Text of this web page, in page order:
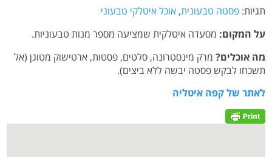
תגיות: פסטה טבעונית, אוכל איטלקי טבעוני
על המקום: מסעדה איטלקית שמציעה מספר מנות טבעוניות.
מה אוכלים? מרק מינסטרונה, סלטים, פסטות, ארטישוק מטוגן (אל
תשכחו לבקש פסטה יבשה ללא ביצים).
לאתר של קפה איטליה